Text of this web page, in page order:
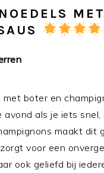
met boter en
als je iets
maakt dit
voor een
ook geliefd bij